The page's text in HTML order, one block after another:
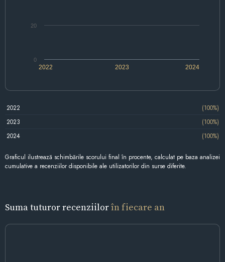
2022 2023 2024
0
20
2022
(100%)
2023
(100%)
2024
(100%)
Graficul ilustrează schimbările scorului final în procente, calculat pe baza analizei
cumulative a recenziilor disponibile ale utilizatorilor din surse diferite.
Suma tuturor recenziilorîn fiecare an